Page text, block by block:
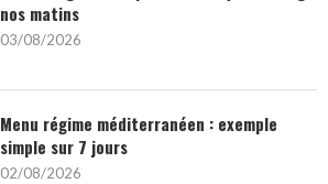
nos matins
03/08/2026
Menu régime méditerranéen : exemple
simple sur 7 jours
02/08/2026